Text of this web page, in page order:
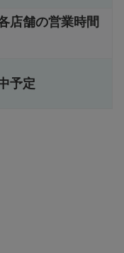
店舗の営業時間
予定